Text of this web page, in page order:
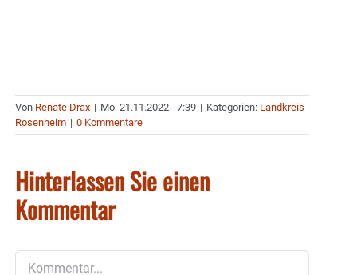
Von Renate Drax | Mo. 21.11.2022 - 7:39 | Kategorien: Landkreis
Rosenheim | 0 Kommentare
Hinterlassen Sie einen
Kommentar